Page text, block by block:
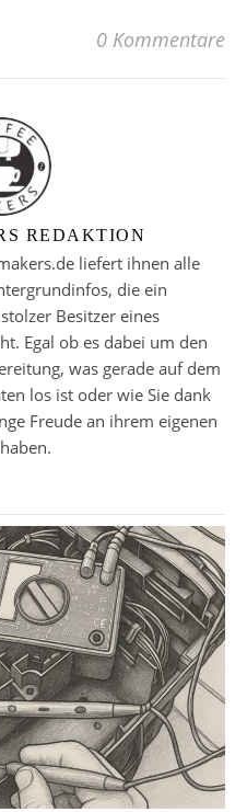
0 Kommentare
REDAKTION
liefert ihnen alle
die ein
Besitzer eines
Egal ob es dabei um den
was gerade auf dem
los ist oder wie Sie dank
Freude an ihrem eigenen